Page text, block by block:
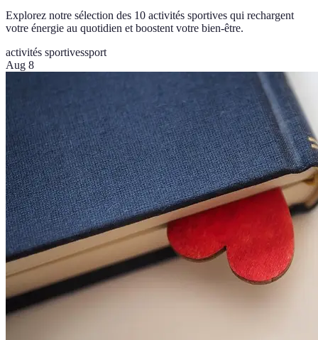
Explorez notre sélection des 10 activités sportives qui rechargent
votre énergie au quotidien et boostent votre bien-être.
activités sportivessport
Aug 8